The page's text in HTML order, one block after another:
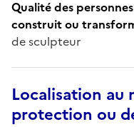
Qualité des
construit ou
de sculpteur
Localisation au
protection ou